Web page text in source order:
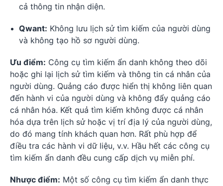
cả thông tin nhận diện.
Qwant: Không lưu lịch sử tìm kiếm của người dùng
và không tạo hồ sơ người dùng.
Ưu điểm: Công cụ tìm kiếm ẩn danh không theo dõi
hoặc ghi lại lịch sử tìm kiếm và thông tin cá nhân của
người dùng. Quảng cáo được hiển thị không liên quan
đến hành vi của người dùng và không đẩy quảng cáo
cá nhân hóa. Kết quả tìm kiếm không được cá nhân
hóa dựa trên lịch sử hoặc vị trí địa lý của người dùng,
do đó mang tính khách quan hơn. Rất phù hợp để
điều tra các hành vi dữ liệu, v.v. Hầu hết các công cụ
tìm kiếm ẩn danh đều cung cấp dịch vụ miễn phí.
Nhược điểm: Một số công cụ tìm kiếm ẩn danh thực